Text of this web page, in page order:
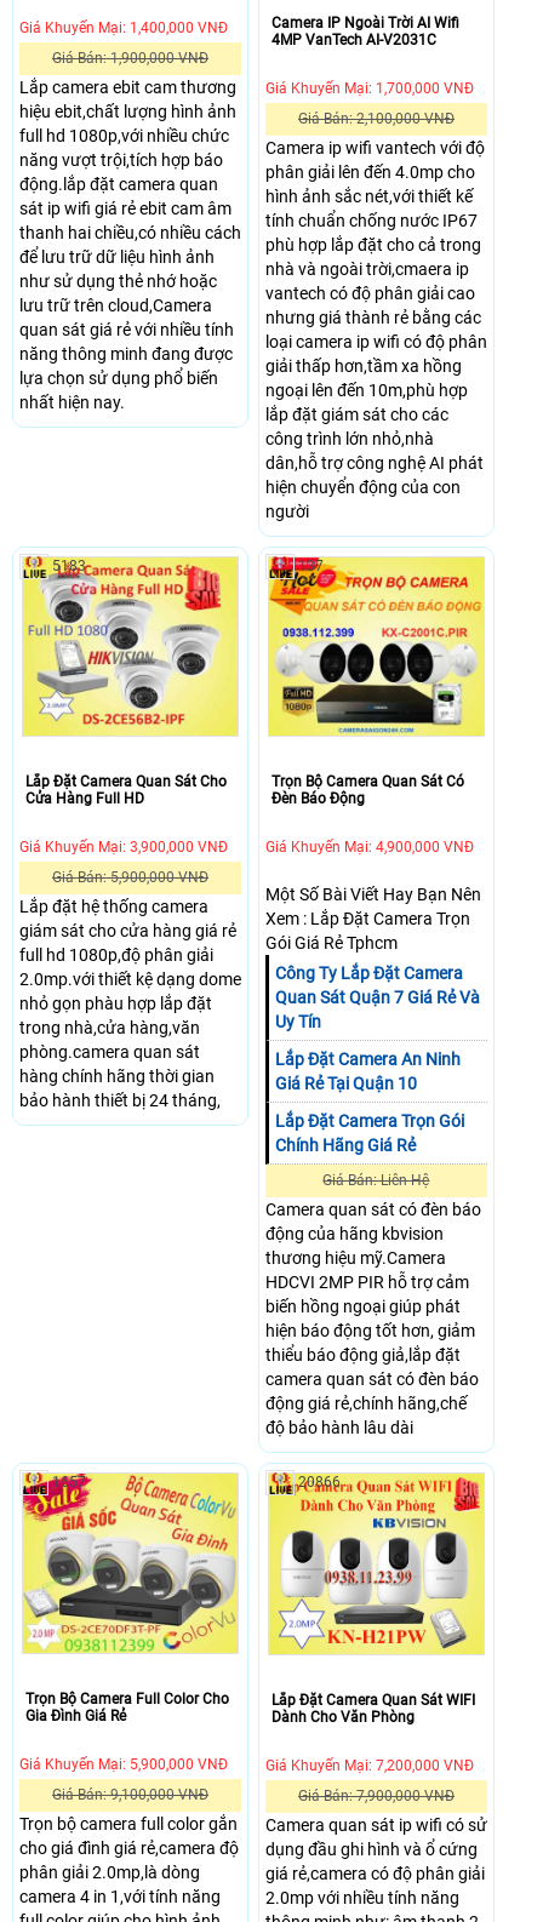
Giá Khuyến Mại: 1,400,000 VNĐ
Giá Bán: 1,900,000 VNĐ
Lắp camera ebit cam thương
hiệu ebit,chất lượng hình ảnh
full hd 1080p,với nhiều chức
năng vượt trội,tích hợp báo
động.lắp đặt camera quan
sát ip wifi giá rẻ ebit cam âm
thanh hai chiều,có nhiều cách
để lưu trữ dữ liệu hình ảnh
như sử dụng thẻ nhớ hoặc
lưu trữ trên cloud,Camera
quan sát giá rẻ với nhiều tính
năng thông minh đang được
lựa chọn sử dụng phổ biến
nhất hiện nay.
Camera IP Ngoài Trời AI Wifi
4MP VanTech AI-V2031C
Giá Khuyến Mại: 1,700,000 VNĐ
Giá Bán: 2,100,000 VNĐ
Camera ip wifi vantech với độ
phân giải lên đến 4.0mp cho
hình ảnh sắc nét,với thiết kế
tính chuẩn chống nước IP67
phù hợp lắp đặt cho cả trong
nhà và ngoài trời,cmaera ip
vantech có độ phân giải cao
nhưng giá thành rẻ bằng các
loại camera ip wifi có độ phân
giải thấp hơn,tầm xa hồng
ngoại lên đến 10m,phù hợp
lắp đặt giám sát cho các
công trình lớn nhỏ,nhà
dân,hỗ trợ công nghệ AI phát
hiện chuyển động của con
người
Lắp Đặt Camera Quan Sát Cho
Cửa Hàng Full HD
Giá Khuyến Mại: 3,900,000 VNĐ
Giá Bán: 5,900,000 VNĐ
Lắp đặt hệ thống camera
giám sát cho cửa hàng giá rẻ
full hd 1080p,độ phân giải
2.0mp.với thiết kệ dạng dome
nhỏ gọn phàu hợp lắp đặt
trong nhà,cửa hàng,văn
phòng.camera quan sát
hàng chính hãng thời gian
bảo hành thiết bị 24 tháng,
5183
Trọn Bộ Camera Quan Sát Có
Đèn Báo Động
Giá Khuyến Mại: 4,900,000 VNĐ
Một Số Bài Viết Hay Bạn Nên
Xem : Lắp Đặt Camera Trọn
Gói Giá Rẻ Tphcm
Công Ty Lắp Đặt Camera
Quan Sát Quận 7 Giá Rẻ Và
Uy Tín
Lắp Đặt Camera An Ninh
Giá Rẻ Tại Quận 10
Lắp Đặt Camera Trọn Gói
Chính Hãng Giá Rẻ
Giá Bán: Liên Hệ
Camera quan sát có đèn báo
động của hãng kbvision
thương hiệu mỹ.Camera
HDCVI 2MP PIR hỗ trợ cảm
biến hồng ngoại giúp phát
hiện báo động tốt hơn, giảm
thiểu báo động giả,lắp đặt
camera quan sát có đèn báo
động giá rẻ,chính hãng,chế
độ bảo hành lâu dài
137
Trọn Bộ Camera Full Color Cho
Gia Đình Giá Rẻ
Giá Khuyến Mại: 5,900,000 VNĐ
Giá Bán: 9,100,000 VNĐ
Trọn bộ camera full color gắn
cho giá đình giá rẻ,camera độ
phân giải 2.0mp,là dòng
camera 4 in 1,với tính năng
1657
Lắp Đặt Camera Quan Sát WIFI
Dành Cho Văn Phòng
Giá Khuyến Mại: 7,200,000 VNĐ
Giá Bán: 7,900,000 VNĐ
Camera quan sát ip wifi có sử
dụng đầu ghi hình và ổ cứng
giá rẻ,camera có độ phân giải
2.0mp với nhiều tính năng
20866